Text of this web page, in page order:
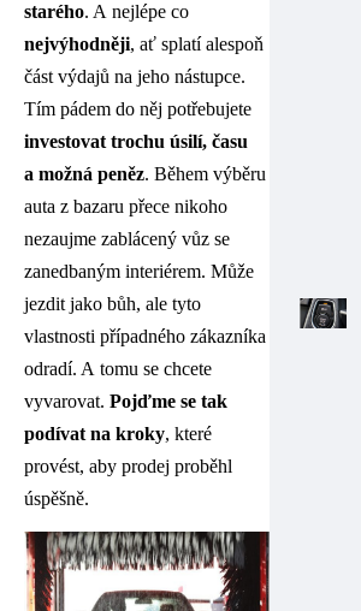
starého. A nejlépe co
nejvýhodněji, ať splatí alespoň
část výdajů na jeho nástupce.
Tím pádem do něj potřebujete
investovat trochu úsilí, času
a možná peněz. Během výběru
auta z bazaru přece nikoho
nezaujme zablácený vůz se
zanedbaným interiérem. Může
jezdit jako bůh, ale tyto
vlastnosti případného zákazníka
odradí. A tomu se chcete
vyvarovat. Pojďme se tak
podívat na kroky, které
provést, aby prodej proběhl
úspěšně.